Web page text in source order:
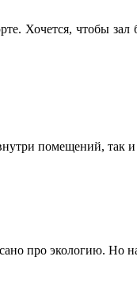
Хочется, чтобы
помещений, так
про экологию. Но на